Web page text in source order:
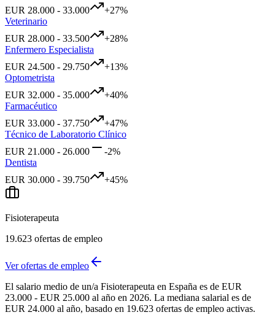
EUR 28.000 - 33.000 +27%
Veterinario
EUR 28.000 - 33.500 +28%
Enfermero Especialista
EUR 24.500 - 29.750 +13%
Optometrista
EUR 32.000 - 35.000 +40%
Farmacéutico
EUR 33.000 - 37.750 +47%
Técnico de Laboratorio Clínico
EUR 21.000 - 26.000 -2%
Dentista
EUR 30.000 - 39.750 +45%
Fisioterapeuta
19.623 ofertas de empleo
Ver ofertas de empleo
El salario medio de un/a Fisioterapeuta en España es de EUR
23.000 - EUR 25.000 al año en 2026. La mediana salarial es de
EUR 24.000 al año, basado en 19.623 ofertas de empleo activas.